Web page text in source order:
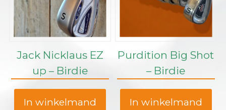
Jack Nicklaus EZ
up – Birdie
In winkelmand
Purdition Big Shot
– Birdie
In winkelmand